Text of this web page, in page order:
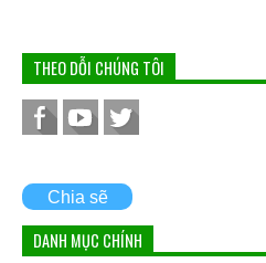
THEO DỖI CHÚNG TÔI
Chia sẽ
DANH MỤC CHÍNH